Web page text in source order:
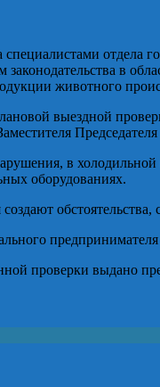
отдела
законодательства в
животного
выездной
в холодильной
оборудованиях.
проверки выдано